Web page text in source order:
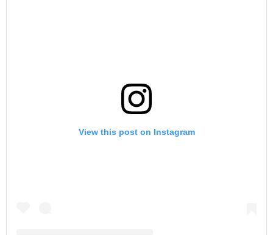
View this post on Instagram